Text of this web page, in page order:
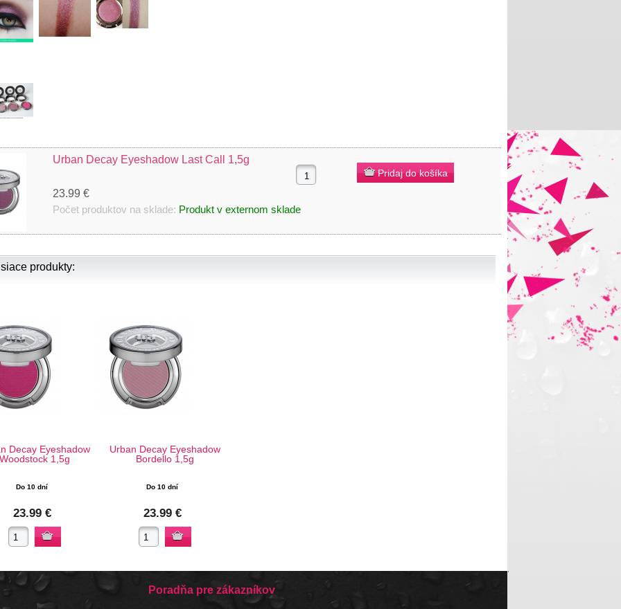
Urban Decay Eyeshadow Last Call 1,5g
23.99 €
Počet produktov na sklade: Produkt v externom sklade
produkty:
Decay Eyeshadow
Woodstock 1,5g
Do 10 dní
23.99 €
Urban Decay Eyeshadow
Bordello 1,5g
Do 10 dní
23.99 €
Poradňa pre zákazníkov